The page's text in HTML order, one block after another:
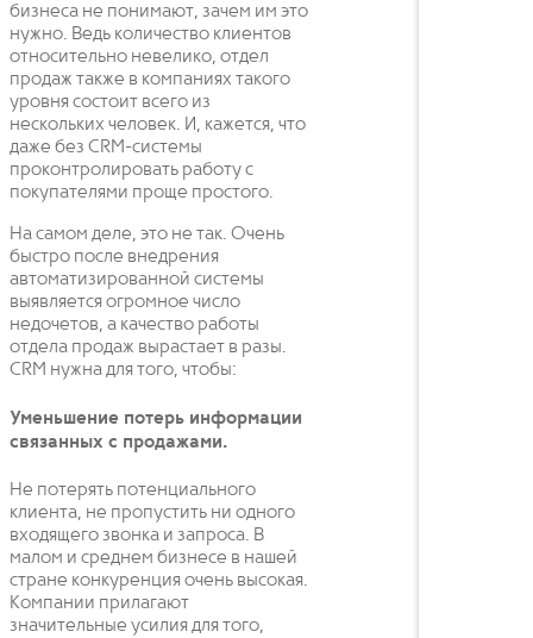
бизнеса не понимают, зачем им это
нужно. Ведь количество клиентов
относительно невелико, отдел
продаж также в компаниях такого
уровня состоит всего из
нескольких человек. И, кажется, что
даже без CRM-системы
проконтролировать работу с
покупателями проще простого.
На самом деле, это не так. Очень
быстро после внедрения
автоматизированной системы
выявляется огромное число
недочетов, а качество работы
отдела продаж вырастает в разы.
CRM нужна для того, чтобы:
Уменьшение потерь информации
связанных с продажами.
Не потерять потенциального
клиента, не пропустить ни одного
входящего звонка и запроса. В
малом и среднем бизнесе в нашей
стране конкуренция очень высокая.
Компании прилагают
значительные усилия для того,